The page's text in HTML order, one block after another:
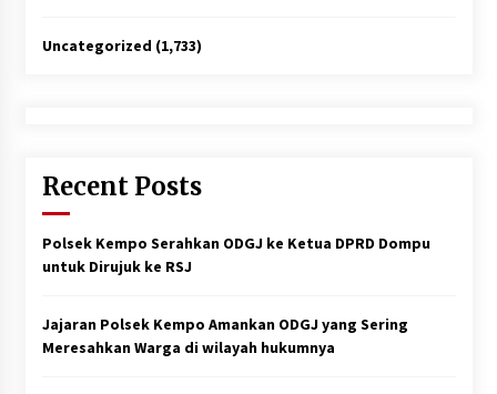
Uncategorized (1,733)
Recent Posts
Polsek Kempo Serahkan ODGJ ke Ketua DPRD Dompu
untuk Dirujuk ke RSJ
Jajaran Polsek Kempo Amankan ODGJ yang Sering
Meresahkan Warga di wilayah hukumnya